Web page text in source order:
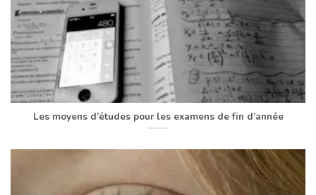
Les moyens d’études pour les examens de fin d’année